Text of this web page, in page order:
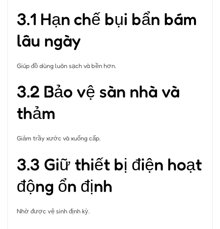
3.1 Hạn chế bụi bẩn bám
lâu ngày
Giúp đồ dùng luôn sạch và bền hơn.
3.2 Bảo vệ sàn nhà và
thảm
Giảm trầy xước và xuống cấp.
3.3 Giữ thiết bị điện hoạt
động ổn định
Nhờ được vệ sinh định kỳ.